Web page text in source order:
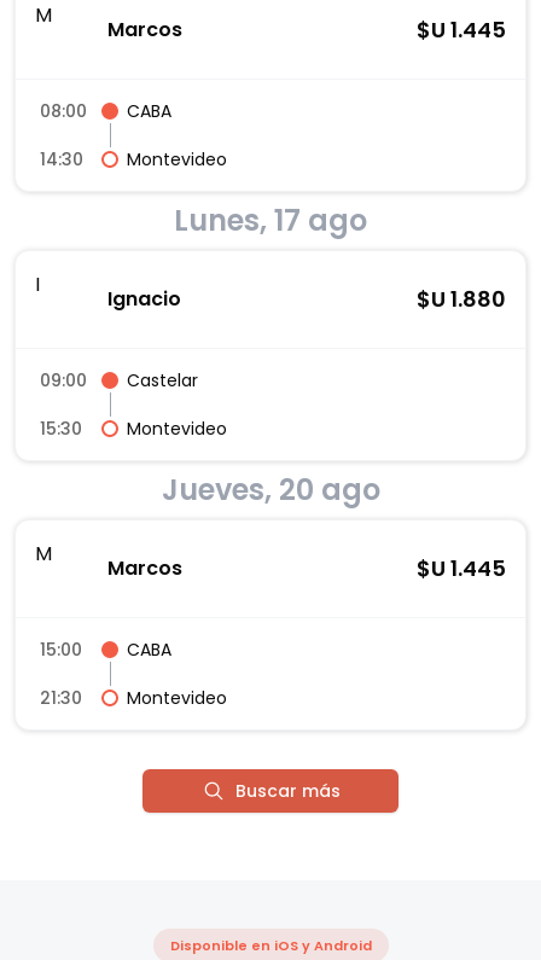
M
Marcos $U 1.445
08:00
CABA
14:30
Montevideo
Lunes, 17 ago
I
Ignacio $U 1.880
09:00
Castelar
15:30
Montevideo
Jueves, 20 ago
M
Marcos $U 1.445
15:00
CABA
21:30
Montevideo
Buscar más
Disponible en iOS y Android